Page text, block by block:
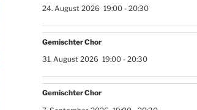
24. August 2026 19:00- 20:30
Gemischter Chor
31. August 2026 19:00- 20:30
Gemischter Chor